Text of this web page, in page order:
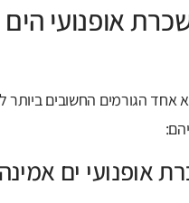
אופנועי
אחד הגורמים החשובים
אופנועי ים